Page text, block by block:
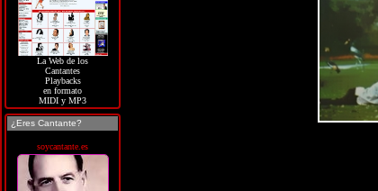
La Web de los
Cantantes
Playbacks
en formato
MIDI y MP3
¿Eres Cantante?
soycantante.es